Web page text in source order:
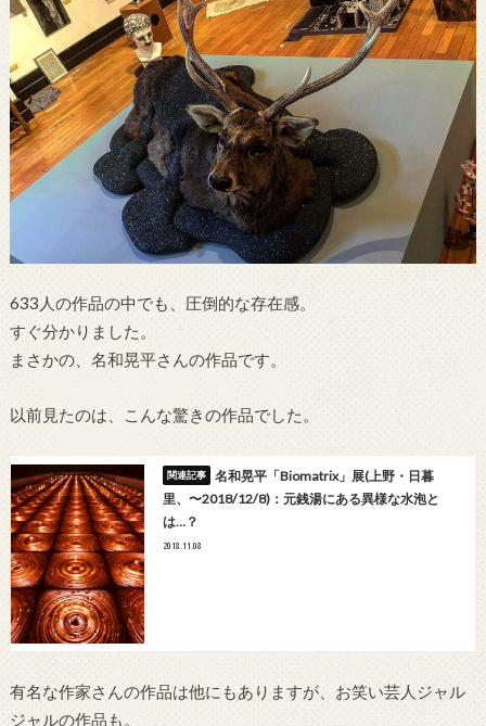
633人の作品の中でも、圧倒的な存在感。
すぐ分かりました。
まさかの、名和晃平さんの作品です。
以前見たのは、こんな驚きの作品でした。
名和晃平「Biomatrix」展(上野・日暮
里、〜2018/12/8)：元銭湯にある異様な水泡と
は…？
2018.11.08
有名な作家さんの作品は他にもありますが、お笑い芸人ジャル
ジャルの作品も。